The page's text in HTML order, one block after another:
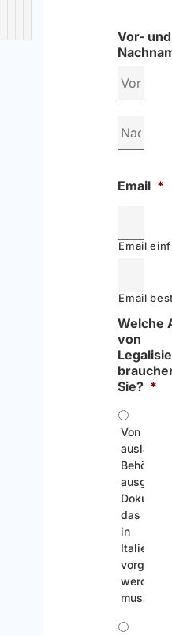
Vor- und
Email *
Email
Email
Welche
von
Sie? *
Von
Behörden
das
in
Italien
vorgelegt
werden
muss